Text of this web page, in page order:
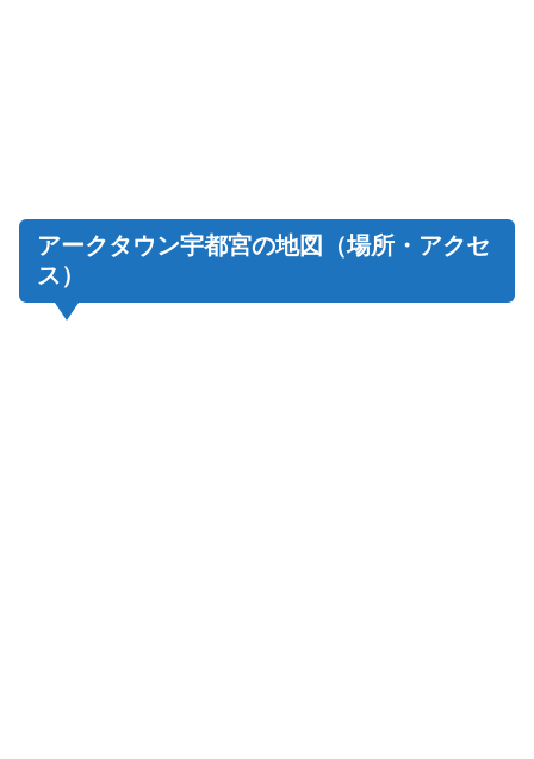
アークタウン宇都宮の地図（場所・アクセ
ス）